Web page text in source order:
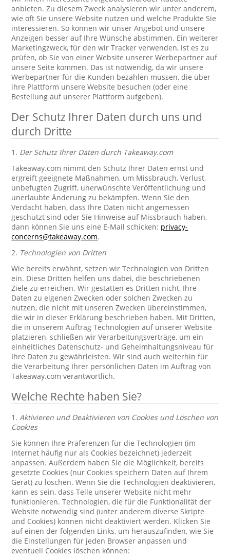
anbieten. Zu diesem Zweck analysieren wir unter anderem,
wie oft Sie unsere Website nutzen und welche Produkte Sie
interessieren. So können wir unser Angebot und unsere
Anzeigen besser auf Ihre Wünsche abstimmen. Ein weiterer
Marketingzweck, für den wir Tracker verwenden, ist es zu
prüfen, ob Sie von einer Website unserer Werbepartner auf
unsere Seite kommen. Das ist notwendig, da wir unsere
Werbepartner für die Kunden bezahlen müssen, die über
ihre Plattform unsere Website besuchen (oder eine
Bestellung auf unserer Plattform aufgeben).
Der Schutz Ihrer Daten durch uns und
durch Dritte
1. Der Schutz Ihrer Daten durch Takeaway.com
Takeaway.com nimmt den Schutz Ihrer Daten ernst und
ergreift geeignete Maßnahmen, um Missbrauch, Verlust,
unbefugten Zugriff, unerwünschte Veröffentlichung und
unerlaubte Änderung zu bekämpfen. Wenn Sie den
Verdacht haben, dass Ihre Daten nicht angemessen
geschützt sind oder Sie Hinweise auf Missbrauch haben,
dann können Sie uns eine E-Mail schicken: privacy-
concerns@takeaway.com.
2. Technologien von Dritten
Wie bereits erwähnt, setzen wir Technologien von Dritten
ein. Diese Dritten helfen uns dabei, die beschriebenen
Ziele zu erreichen. Wir gestatten es Dritten nicht, Ihre
Daten zu eigenen Zwecken oder solchen Zwecken zu
nutzen, die nicht mit unseren Zwecken übereinstimmen,
die wir in dieser Erklärung beschrieben haben. Mit Dritten,
die in unserem Auftrag Technologien auf unserer Website
platzieren, schließen wir Verarbeitungsverträge, um ein
einheitliches Datenschutz- und Geheimhaltungsniveau für
Ihre Daten zu gewährleisten. Wir sind auch weiterhin für
die Verarbeitung Ihrer persönlichen Daten im Auftrag von
Takeaway.com verantwortlich.
Welche Rechte haben Sie?
1.Aktivieren und Deaktivieren von Cookies und Löschen von
Cookies
Sie können Ihre Präferenzen für die Technologien (im
Internet häufig nur als Cookies bezeichnet) jederzeit
anpassen. Außerdem haben Sie die Möglichkeit, bereits
gesetzte Cookies (nur Cookies speichern Daten auf Ihrem
Gerät) zu löschen. Wenn Sie die Technologien deaktivieren,
kann es sein, dass Teile unserer Website nicht mehr
funktionieren. Technologien, die für die Funktionalität der
Website notwendig sind (unter anderem diverse Skripte
und Cookies) können nicht deaktiviert werden. Klicken Sie
auf einen der folgenden Links, um herauszufinden, wie Sie
die Einstellungen für jeden Browser anpassen und
eventuell Cookies löschen können: